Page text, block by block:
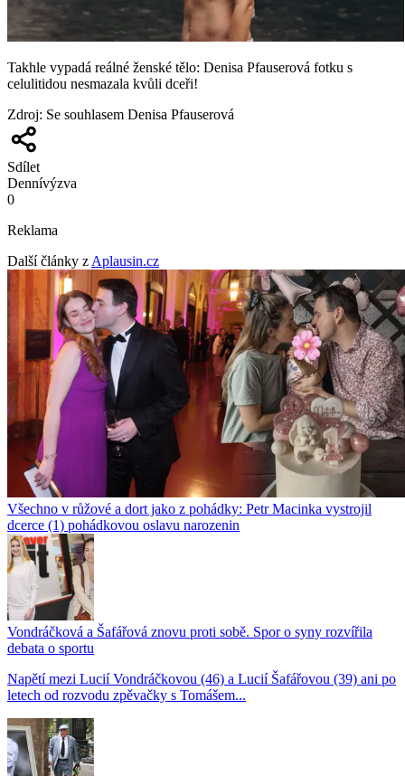
Takhle vypadá reálné ženské tělo: Denisa Pfauserová fotku s
celulitidou nesmazala kvůli dceři!
Zdroj: Se souhlasem Denisa Pfauserová
Sdílet
Dennívýzva
0
Reklama
Další články z Aplausin.cz
Všechno v růžové a dort jako z pohádky: Petr Macinka vystrojil
dcerce (1) pohádkovou oslavu narozenin
Vondráčková a Šafářová znovu proti sobě. Spor o syny rozvířila
debata o sportu
Napětí mezi Lucií Vondráčkovou (46) a Lucií Šafářovou (39) ani po
letech od rozvodu zpěvačky s Tomášem...